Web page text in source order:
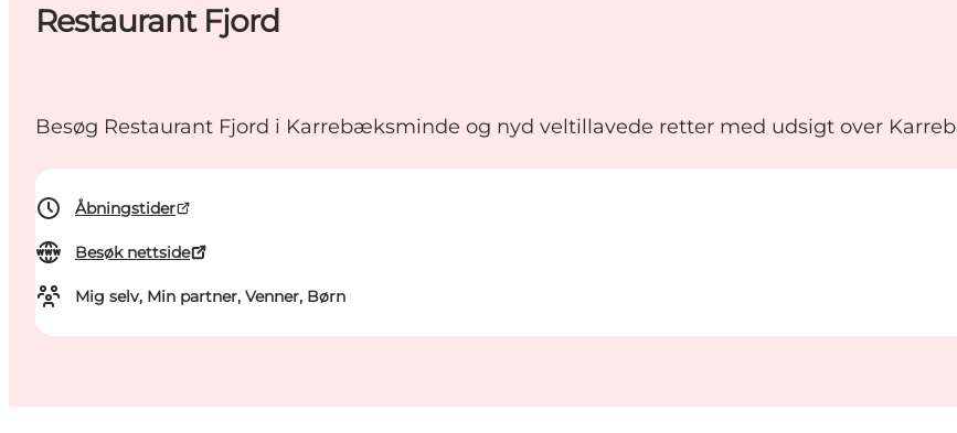
Restaurant Fjord
Besøg Restaurant Fjord i Karrebæksminde og nyd veltillavede retter med udsigt over
Åbningstider
Besøk nettside
Mig selv, Min partner, Venner, Børn